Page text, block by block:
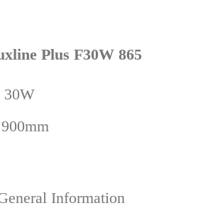
Plus F30W 865
30W
Information